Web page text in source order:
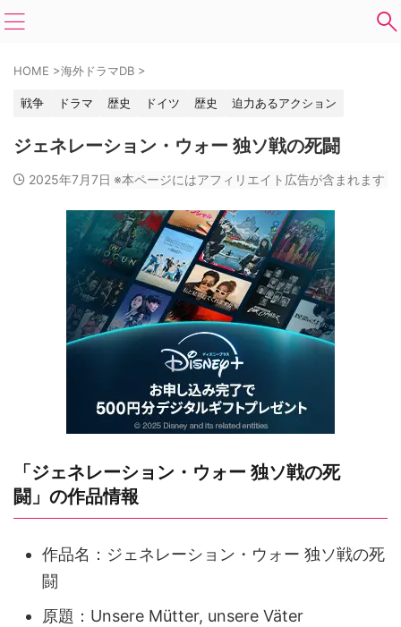
HOME >海外ドラマDB >
戦争 ドラマ 歴史 ドイツ 歴史 迫力あるアクション
ジェネレーション・ウォー 独ソ戦の死闘
2025年7月7日 ※本ページにはアフィリエイト広告が含まれます
「ジェネレーション・ウォー 独ソ戦の死
闘」の作品情報
作品名：ジェネレーション・ウォー 独ソ戦の死
闘
原題：Unsere Mütter, unsere Väter